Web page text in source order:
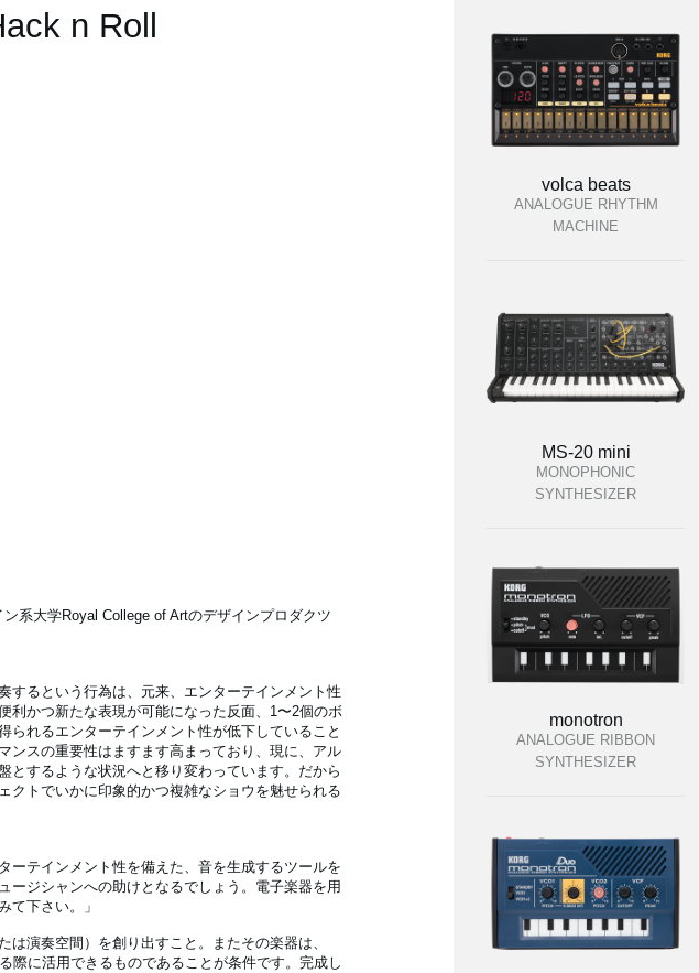
n Roll
系大学Royal College of Artのデザインプロダクツ
するという行為は、元来、エンターテインメント性
利かつ新たな表現が可能になった反面、1〜2個のボ
れるエンターテインメント性が低下していること
ンスの重要性はますます高まっており、現に、アル
とするような状況へと移り変わっています。だから
クトでいかに印象的かつ複雑なショウを魅せられる
ーテインメント性を備えた、音を生成するツールを
ージシャンへの助けとなるでしょう。電子楽器を用
て下さい。」
演奏空間）を創り出すこと。またその楽器は、
際に活用できるものであることが条件です。完成し
volca beats
ANALOGUE RHYTHM
MACHINE
MS-20 mini
MONOPHONIC
SYNTHESIZER
monotron
ANALOGUE RIBBON
SYNTHESIZER